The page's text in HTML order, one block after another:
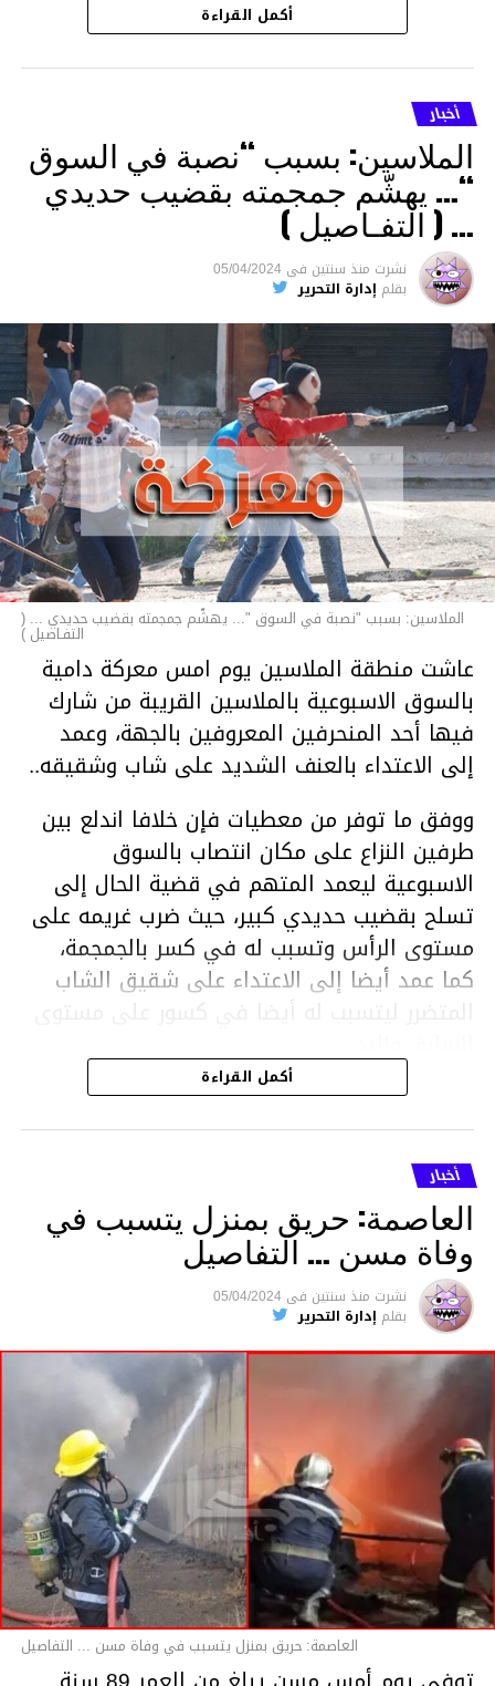
ووفقا لتقرير الطبيب الشرعي، توفيت نوكينوفا
متأثرة بصدمة في الدماغ، وكانت إحدى عظام
أنفها مكسورة وكانت هناك كدمات متعددة على
وجهها ورأسها وذراعيها ويديها.
ويواجه بيشيمباييف (43 عاما) اتهامات بالتعذيب
والقتل باستخدام العنف الشديد ويواجه عقوبة
السجن لمدة تصل إلى 20 عاما.
الأخبار
أكمل القراءة
أخبار
الملاسين: بسبب “نصبة في السوق
“… يهشّم جمجمته بقضيب حديدي
… ( التفـاصيل )
نشرت منذ سنتين فى 05/04/2024
بقلم إدارة التحرير
الملاسين: بسبب "نصبة في السوق "... يهشّم جمجمته بقضيب حديدي ... (
التفـاصيل )
عاشت منطقة الملاسين يوم امس معركة دامية
بالسوق الاسبوعية بالملاسين القريبة من شارك
فيها أحد المنحرفين المعروفين بالجهة، وعمد
إلى الاعتداء بالعنف الشديد على شاب وشقيقه..
ووفق ما توفر من معطيات فإن خلافا اندلع بين
طرفين النزاع على مكان انتصاب بالسوق
الاسبوعية ليعمد المتهم في قضية الحال إلى
تسلح بقضيب حديدي كبير، حيث ضرب غريمه على
مستوى الرأس وتسبب له في كسر بالجمجمة،
كما عمد أيضا إلى الاعتداء على شقيق الشاب
المتضرر ليتسبب له أيضا في كسور على مستوى
هذا وقد تمكن أعوان مركز الأمن الوطني بحي
هلال في توقيت قياسي من محاصرة المشتبه به
والقبض عليه وإحالته على التحقيق في خصوص
ما نُسبه إليه.
متابعة
قسم الاخبار
أكمل القراءة
أخبار
العاصمة: حريق بمنزل يتسبب في
وفاة مسن … التفاصيل
نشرت منذ سنتين فى 05/04/2024
بقلم إدارة التحرير
العاصمة: حريق بمنزل يتسبب في وفاة مسن ... التفاصيل